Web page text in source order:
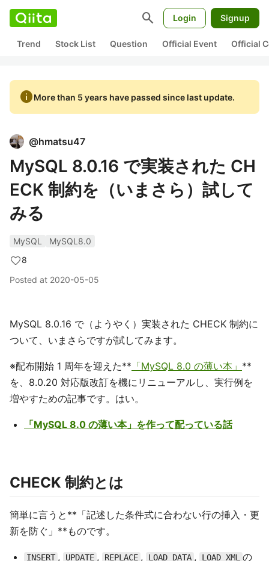
search Login Signup
Trend Stock List Question Official Event Official
infoMore than 5 years have passed since last update.
@hmatsu47
MySQL 8.0.16 で実装された CH
ECK 制約を（いまさら）試して
みる
MySQL
MySQL8.0
8
Posted at 2020-05-05
MySQL 8.0.16 で（ようやく）実装された CHECK 制約に
ついて、いまさらですが試してみます。
※配布開始 1 周年を迎えた** 「MySQL 8.0 の薄い本」 **
を、8.0.20 対応版改訂を機にリニューアルし、実行例を
増やすための記事です。はい。
「MySQL 8.0 の薄い本」を作って配っている話
CHECK 制約とは
簡単に言うと**「記述した条件式に合わない行の挿入・更
新を防ぐ」**ものです。
INSERT , UPDATE , REPLACE , LOAD DATA , LOAD XML の